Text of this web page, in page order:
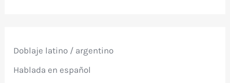
o
:
Doblaje latino / argentino
Hablada en español